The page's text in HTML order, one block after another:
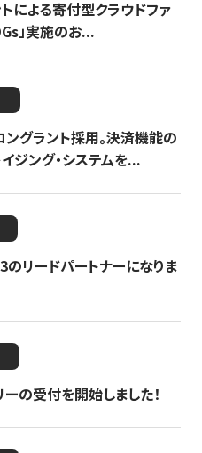
による寄付型クラウドファ
」実施のお...
ングラント採用。決済機能の
ジング・システムを...
リードパートナーになりま
の受付を開始しました！